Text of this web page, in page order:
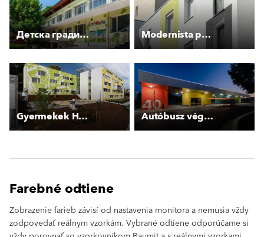
Детска градина “Чиполино“ Modernista panel
Gyermekek Háza Autóbusz végállomás, Budaörs
Farebné odtiene
Zobrazenie farieb závisí od nastavenia monitora a nemusia vždy
zodpovedať reálnym vzorkám. Vybrané odtiene odporúčame si